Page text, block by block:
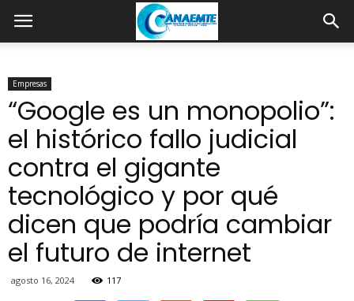
Empresas
“Google es un monopolio”:
el histórico fallo judicial
contra el gigante
tecnológico y por qué
dicen que podría cambiar
el futuro de internet
agosto 16, 2024 117